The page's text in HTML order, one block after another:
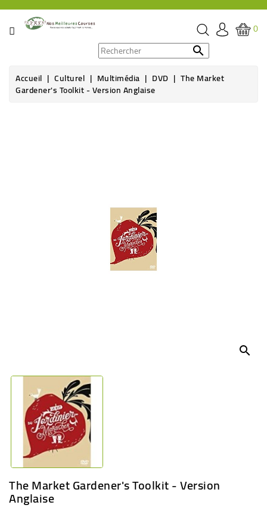
CATÉGORIE
ÉPICERIE
0

Accueil Culturel Multimédia DVD The Market
Gardener's Toolkit - Version Anglaise
search
The Market Gardener's Toolkit - Version
Anglaise